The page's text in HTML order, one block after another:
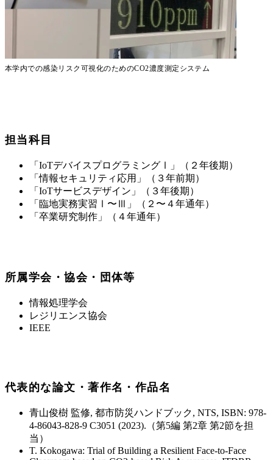
本学内での感染リスク可視化のためのCO2濃度測定システム
担当科目
「IoTデバイスプログラミングⅠ」（２年後期）
「情報セキュリティ応用」（３年前期）
「IoTサービスデザイン」（３年後期）
「臨地実務実習Ⅰ〜Ⅲ」（２〜４年通年）
「卒業研究制作」（４年通年）
所属学会・協会・団体等
情報処理学会
レジリエンス協会
IEEE
代表的な論文・著作名・作品名
青山俊樹 監修, 都市防災ハンドブック, NTS, ISBN: 978-
4-86043-828-9 C3051 (2023).（第5編 第2章 第2節を担
当）
T. Kokogawa: Trial of Building a Resilient Face-to-Face